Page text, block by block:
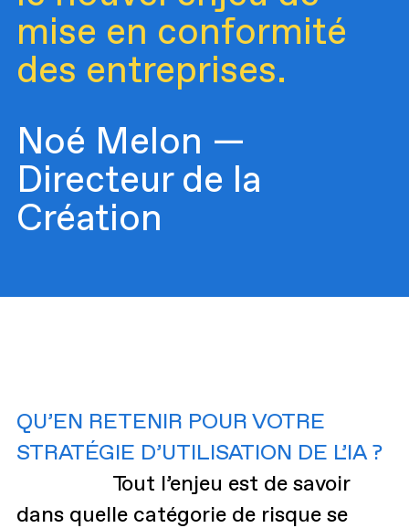
mise en conformité
des entreprises.
Noé Melon —
Directeur de la
Création
QU’EN RETENIR POUR VOTRE
STRATÉGIE D’UTILISATION DE L’IA ?
Tout l’enjeu est de savoir
dans quelle catégorie de risque se